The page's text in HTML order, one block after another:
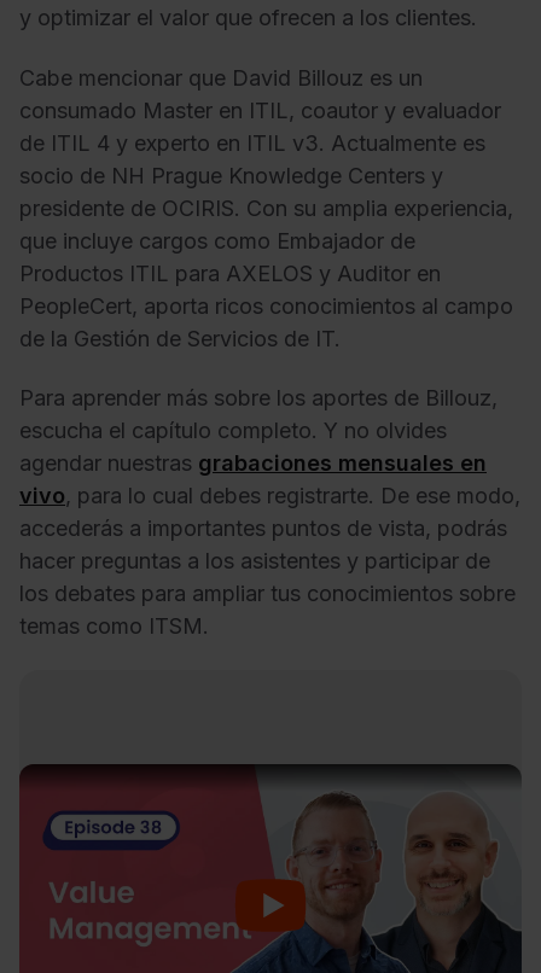
y optimizar el valor que ofrecen a los clientes.
Cabe mencionar que David Billouz es un
consumado Master en ITIL, coautor y evaluador
de ITIL 4 y experto en ITIL v3. Actualmente es
socio de NH Prague Knowledge Centers y
presidente de OCIRIS. Con su amplia experiencia,
que incluye cargos como Embajador de
Productos ITIL para AXELOS y Auditor en
PeopleCert, aporta ricos conocimientos al campo
de la Gestión de Servicios de IT.
Para aprender más sobre los aportes de Billouz,
escucha el capítulo completo. Y no olvides
agendar nuestras grabaciones mensuales en
vivo, para lo cual debes registrarte. De ese modo,
accederás a importantes puntos de vista, podrás
hacer preguntas a los asistentes y participar de
los debates para ampliar tus conocimientos sobre
temas como ITSM.